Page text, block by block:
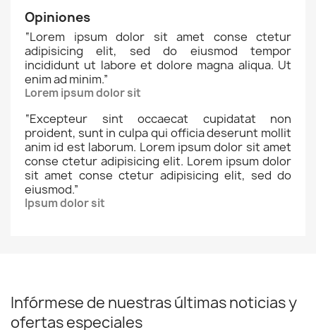
Opiniones
“Lorem ipsum dolor sit amet conse ctetur
adipisicing elit, sed do eiusmod tempor
incididunt ut labore et dolore magna aliqua. Ut
enim ad minim.”
Lorem ipsum dolor sit
“Excepteur sint occaecat cupidatat non
proident, sunt in culpa qui officia deserunt mollit
anim id est laborum. Lorem ipsum dolor sit amet
conse ctetur adipisicing elit. Lorem ipsum dolor
sit amet conse ctetur adipisicing elit, sed do
eiusmod.”
Ipsum dolor sit
Infórmese de nuestras últimas noticias y
ofertas especiales